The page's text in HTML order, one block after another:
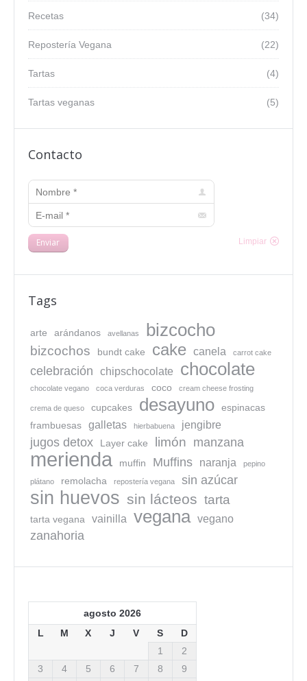
(34)
Recetas
(22)
Repostería Vegana
(4)
Tartas
(5)
Tartas veganas
Contacto
Nombre *
E-mail *
Enviar Limpiar
Tags
arte arándanos avellanas bizcocho
bizcochos bundt cake cake canela carrot cake
celebración chipschocolate chocolate
chocolate vegano coca verduras coco cream cheese frosting
crema de queso cupcakes desayuno
espinacas
frambuesas
galletas hierbabuena jengibre
jugos detox Layer cake limón manzana
merienda muffin Muffins naranja pepino
plátano remolacha repostería vegana sin azúcar
sin huevos sin lácteos tarta
tarta vegana vainilla vegana vegano
zanahoria
agosto 2026
L
M X J V S
D
1
2
3
4 5 6 7 8
9